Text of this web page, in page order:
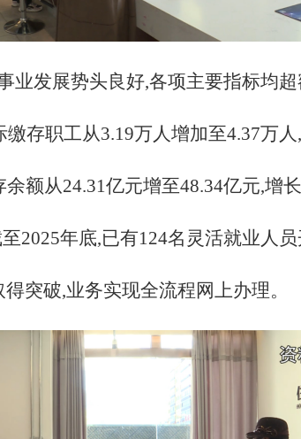
业发展势头良好,各项主要指标均
存职工从3.19万人增加至4.37万
额从24.31亿元增至48.34亿元,增
2025年底,已有124名灵活就业人
突破,业务实现全流程网上办理。